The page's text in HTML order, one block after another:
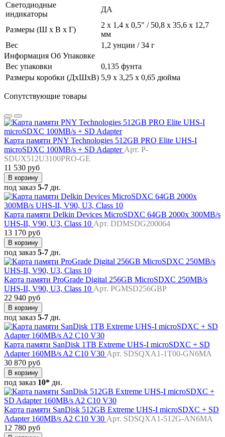
Светодиодные
индикаторы
ДА
Размеры (Ш x В x Г)
2 x 1,4 x 0,5" / 50,8 x 35,6 x 12,7
мм
Вес
1,2 унции / 34 г
Информация Об Упаковке
Вес упаковки
0,135 фунта
Размеры коробки (ДхШхВ) 5,9 x 3,25 x 0,65 дюйма
Сопутствующие товары
Карта памяти PNY Technologies 512GB PRO Elite UHS-I
microSDXC 100MB/s + SD Adapter Арт. P-
SDUX512U3100PRO-GE
11 530 руб
В корзину
под заказ 5-7 дн.
Карта памяти Delkin Devices MicroSDXC 64GB 2000x 300MB/s
UHS-II, V90, U3, Class 10 Арт. DDMSDG200064
13 170 руб
В корзину
под заказ 5-7 дн.
Карта памяти ProGrade Digital 256GB MicroSDXC 250MB/s
UHS-II, V90, U3, Class 10 Арт. PGMSD256GBP
22 940 руб
В корзину
под заказ 5-7 дн.
Карта памяти SanDisk 1TB Extreme UHS-I microSDXC + SD
Adapter 160MB/s A2 C10 V30 Арт. SDSQXA1-1T00-GN6MA
30 870 руб
В корзину
под заказ 10* дн.
Карта памяти SanDisk 512GB Extreme UHS-I microSDXC + SD
Adapter 160MB/s A2 C10 V30 Арт. SDSQXA1-512G-AN6MA
12 780 руб